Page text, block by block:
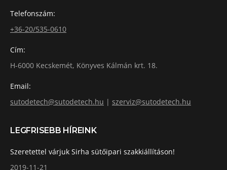
Telefonszám:
+36-20/535-0610
Cím:
H-6000 Kecskemét, Könyves Kálmán krt. 18.
Email:
sutodetech@sutodetech.hu | szerviz@sutodetech.hu
LEGFRISEBB HÍREINK
Szeretettel várjuk Sirha sütőipari szakkiállításon!
2019-11-21